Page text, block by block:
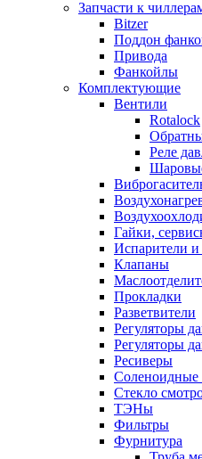
Запчасти к
Bitzer
Поддон
Привода
Фанкойлы
Комплектующие
Вентили
Rotalock
Реле
Гайки,
Испарители и
Клапаны
Прокладки
Разветвители
Регуляторы
Регуляторы
Ресиверы
Соленоидные
Стекло
ТЭНы
Фильтры
Фурнитура